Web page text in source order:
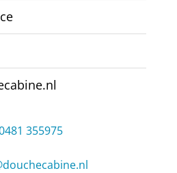
355975